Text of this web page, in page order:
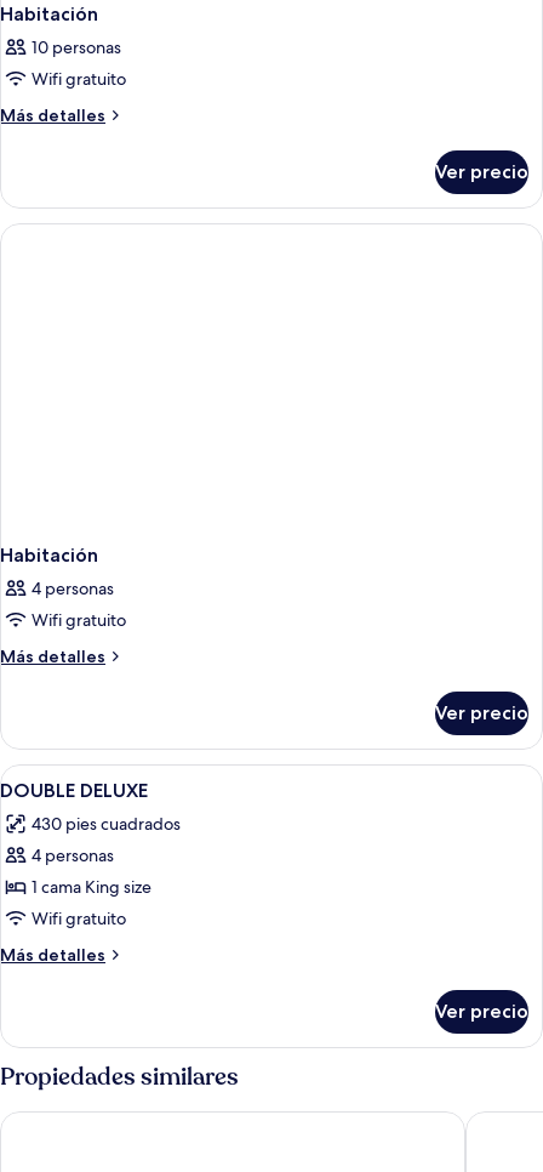
Habitación
10 personas
Wifi gratuito
Más detalles
Más
Ver precio
Habitación
4 personas
Wifi gratuito
Más detalles
Más
Ver precio
Abrir
todas
las
fotos
de
DOUBLE
DELUXE
Una habitación de hotel con una
4
DOUBLE DELUXE
430 pies cuadrados
4 personas
1 cama King size
Wifi gratuito
Más detalles
Más
DELUXE
Ver precio
Propiedades similares
Courtyard by Marriott Siem Reap Resort Borei